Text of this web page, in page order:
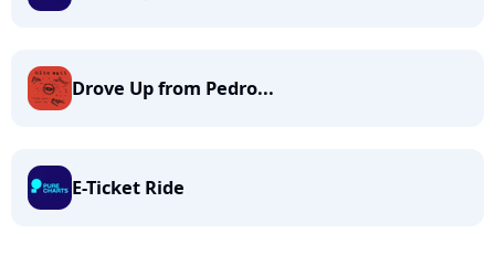
Drove Up from Pedro...
E-Ticket Ride